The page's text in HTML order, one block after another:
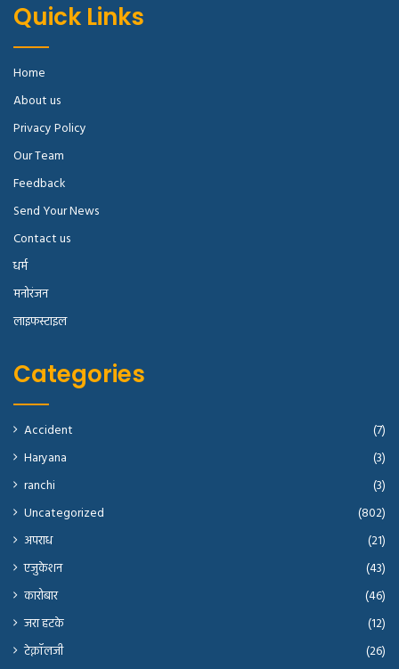
Quick Links
Home
About us
Privacy Policy
Our Team
Feedback
Send Your News
Contact us
धर्म
मनोरंजन
लाइफस्टाइल
Categories
Accident
(7)
Haryana
(3)
ranchi
(3)
Uncategorized
(802)
अपराध
(21)
एजुकेशन
(43)
कारोबार
(46)
जरा हटके
(12)
टेक्नॉलजी
(26)